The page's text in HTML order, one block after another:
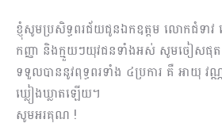
ខ្ញុំសូមប្រសិទ្ធពរជ័យជូនឯកឧត្ដម លោកជំទា
កញ្ញា និងក្មួយៗយុវជនទាំងអស់ សូមចៀស
ទទួលបាននូវពុទ្ធពរទាំង ៤ប្រការ គឺ អាយុ
ឃ្លៀងឃ្លាតឡើយ។
សូមអរគុណ !